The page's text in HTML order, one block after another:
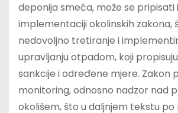
deponija smeća, može se pripisati
implementaciji okolinskih zakona,
nedovoljno tretiranje i
upravljanju otpadom, koji
sankcije i određene mjere. Zakon
monitoring, odnosno nadzor nad
okolišem, što u daljnjem tekstu po